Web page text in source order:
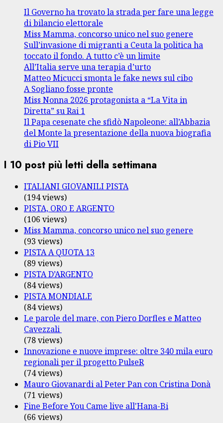
Il Governo ha trovato la strada per fare una legge
di bilancio elettorale
Miss Mamma, concorso unico nel suo genere
Sull’invasione di migranti a Ceuta la politica ha
toccato il fondo. A tutto c’è un limite
All’Italia serve una terapia d’urto
Matteo Micucci smonta le fake news sul cibo
A Sogliano fosse pronte
Miss Nonna 2026 protagonista a “La Vita in
Diretta” su Rai 1
Il Papa cesenate che sfidò Napoleone: all’Abbazia
del Monte la presentazione della nuova biografia
di Pio VII
I 10 post più letti della settimana
ITALIANI GIOVANILI PISTA
(194 views)
PISTA, ORO E ARGENTO
(106 views)
Miss Mamma, concorso unico nel suo genere
(93 views)
PISTA A QUOTA 13
(89 views)
PISTA D’ARGENTO
(84 views)
PISTA MONDIALE
(84 views)
Le parole del mare, con Piero Dorfles e Matteo
Cavezzali
(78 views)
Innovazione e nuove imprese: oltre 340 mila euro
regionali per il progetto PulseR
(74 views)
Mauro Giovanardi al Peter Pan con Cristina Donà
(71 views)
Fine Before You Came live all'Hana-Bi
(66 views)